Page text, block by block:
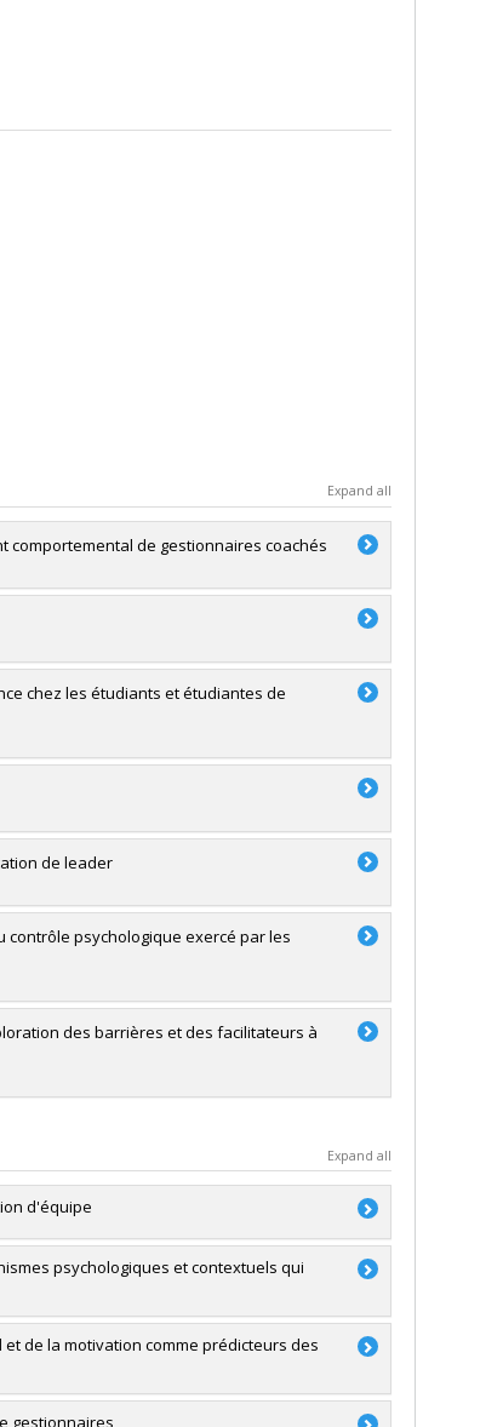
Expand all
comportemental de gestionnaires coachés
chez les étudiants et étudiantes de
de leader
contrôle psychologique exercé par les
des barrières et des facilitateurs à
Expand all
d'équipe
psychologiques et contextuels qui
de la motivation comme prédicteurs des
gestionnaires